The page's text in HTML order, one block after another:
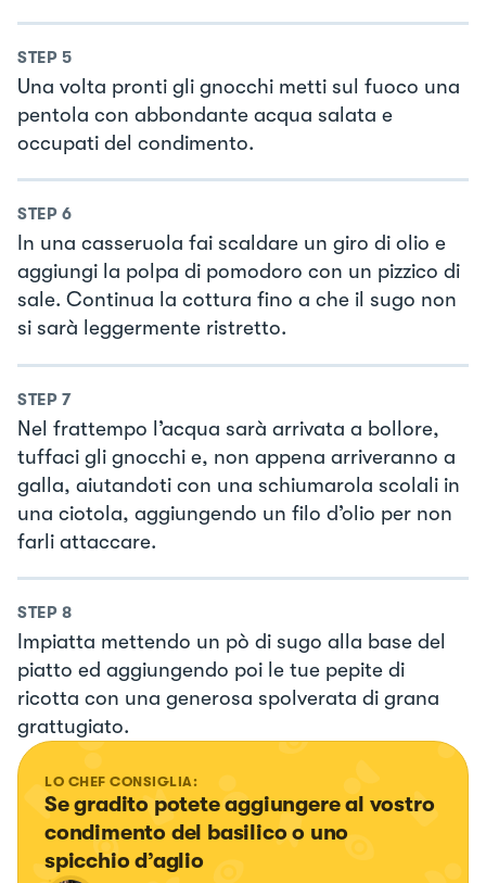
STEP 5
Una volta pronti gli gnocchi metti sul fuoco una
pentola con abbondante acqua salata e
occupati del condimento.
STEP 6
In una casseruola fai scaldare un giro di olio e
aggiungi la polpa di pomodoro con un pizzico di
sale. Continua la cottura fino a che il sugo non
si sarà leggermente ristretto.
STEP 7
Nel frattempo l’acqua sarà arrivata a bollore,
tuffaci gli gnocchi e, non appena arriveranno a
galla, aiutandoti con una schiumarola scolali in
una ciotola, aggiungendo un filo d’olio per non
farli attaccare.
STEP 8
Impiatta mettendo un pò di sugo alla base del
piatto ed aggiungendo poi le tue pepite di
ricotta con una generosa spolverata di grana
grattugiato.
LO CHEF CONSIGLIA:
Se gradito potete aggiungere al vostro
condimento del basilico o uno
spicchio d’aglio